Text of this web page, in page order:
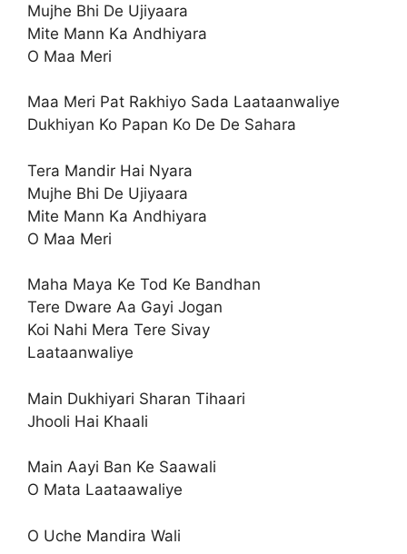
Mujhe Bhi De Ujiyaara
Mite Mann Ka Andhiyara
O Maa Meri
Maa Meri Pat Rakhiyo Sada Laataanwaliye
Dukhiyan Ko Papan Ko De De Sahara
Tera Mandir Hai Nyara
Mujhe Bhi De Ujiyaara
Mite Mann Ka Andhiyara
O Maa Meri
Maha Maya Ke Tod Ke Bandhan
Tere Dware Aa Gayi Jogan
Koi Nahi Mera Tere Sivay
Laataanwaliye
Main Dukhiyari Sharan Tihaari
Jhooli Hai Khaali
Main Aayi Ban Ke Saawali
O Mata Laataawaliye
O Uche Mandira Wali